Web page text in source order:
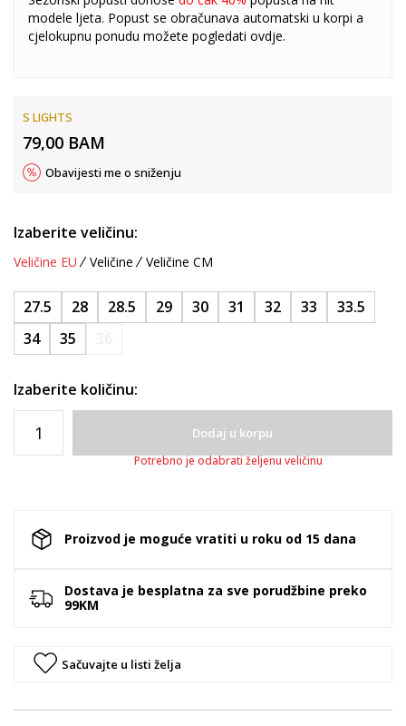
modele ljeta. Popust se obračunava automatski u korpi a
cjelokupnu ponudu možete pogledati ovdje.
S LIGHTS
79,00 BAM
Obavijesti me o sniženju
Izaberite veličinu:
Veličine EU Veličine Veličine CM
27.5 28 28.5 29 30 31 32 33
33.5
34
35
Izaberite količinu:
Dodaj u korpu
Potrebno je odabrati željenu veličinu
Proizvod je moguće vratiti u roku od 15 dana
Dostava je besplatna za sve porudžbine preko
99KM
Sačuvajte u listi želja